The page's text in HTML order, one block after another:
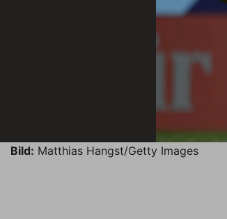
Bild: Matthias Hangst/Getty Images